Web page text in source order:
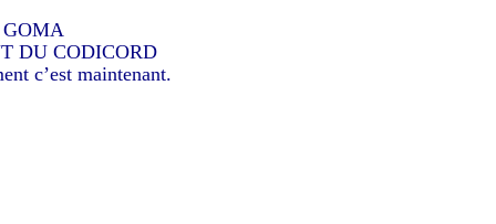
GOMA
DU CODICORD
c’est maintenant.